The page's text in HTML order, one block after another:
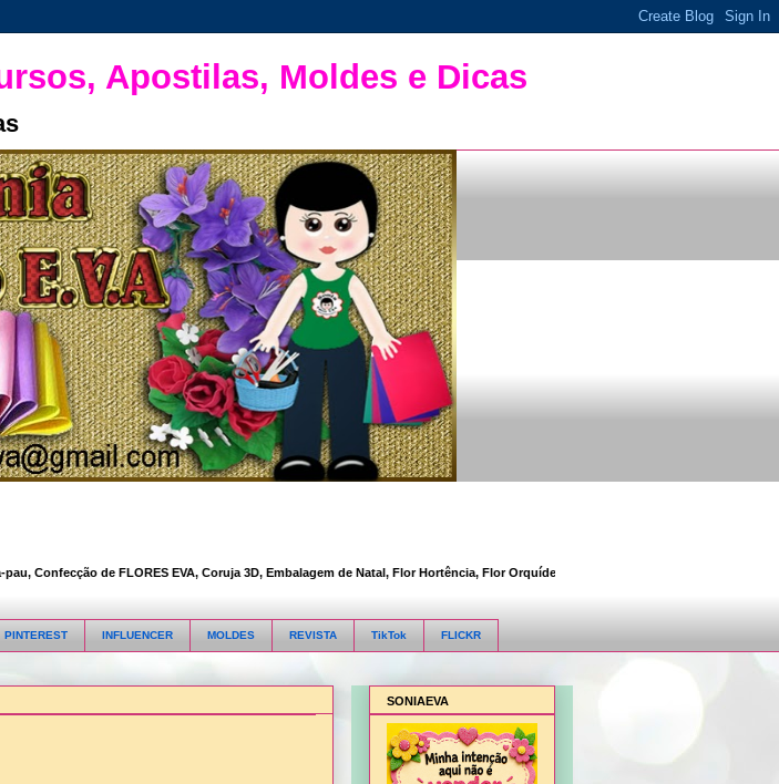
Apostilas, Moldes e Dicas
de FLORES EVA, Coruja 3D, Embalagem de Natal, Flor Hortência, Flor Orquídea, Flor Rosa, Fofucha 3D articulada,
PINTEREST INFLUENCER MOLDES REVISTA TikTok FLICKR
SONIAEVA